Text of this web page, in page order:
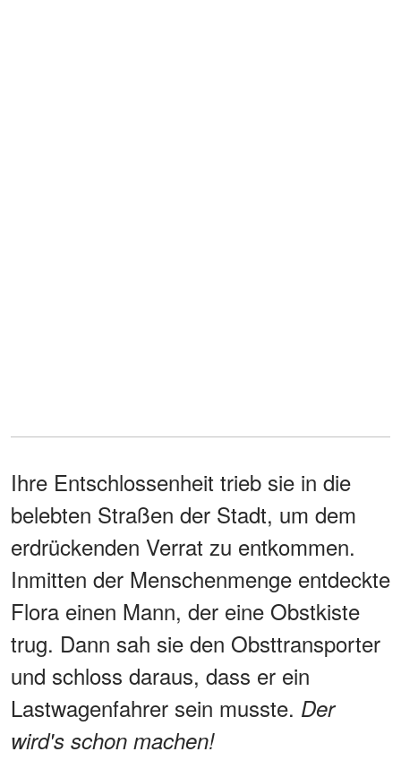
Ihre Entschlossenheit trieb sie in die
belebten Straßen der Stadt, um dem
erdrückenden Verrat zu entkommen.
Inmitten der Menschenmenge entdeckte
Flora einen Mann, der eine Obstkiste
trug. Dann sah sie den Obsttransporter
und schloss daraus, dass er ein
Lastwagenfahrer sein musste. Der
wird's schon machen!